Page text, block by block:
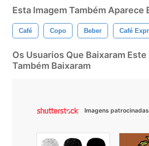
Esta Imagem Também Aparece
Café Copo Beber Café
Os Usuarios Que Baixaram
Também Baixaram
Imagens patrocinadas